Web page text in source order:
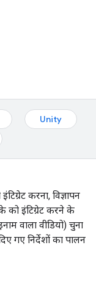
Unity
करना, विज्ञापन
को इंटिग्रेट करने के
वाला वीडियो) चुना
गए निर्देशों का पालन